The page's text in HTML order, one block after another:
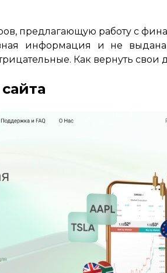
предлагающую работу с
информация и не
Как вернуть свои